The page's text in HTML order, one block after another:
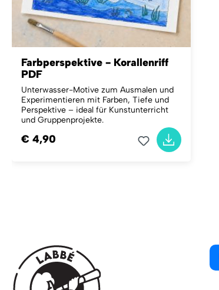
Farbperspektive - Korallenriff
PDF
Unterwasser-Motive zum Ausmalen und
Experimentieren mit Farben, Tiefe und
Perspektive – ideal für Kunstunterricht
und Gruppenprojekte.
€ 4,90